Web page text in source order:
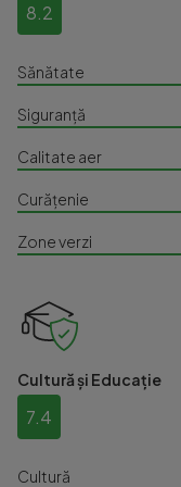
8.2
Sănătate
Siguranță
Calitate aer
Curățenie
Zone verzi
Cultură și Educație
7.4
Cultură